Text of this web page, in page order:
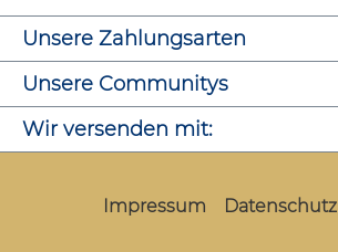
Unsere Zahlungsarten
Unsere Communitys
Wir versenden mit:
Impressum Datenschutz